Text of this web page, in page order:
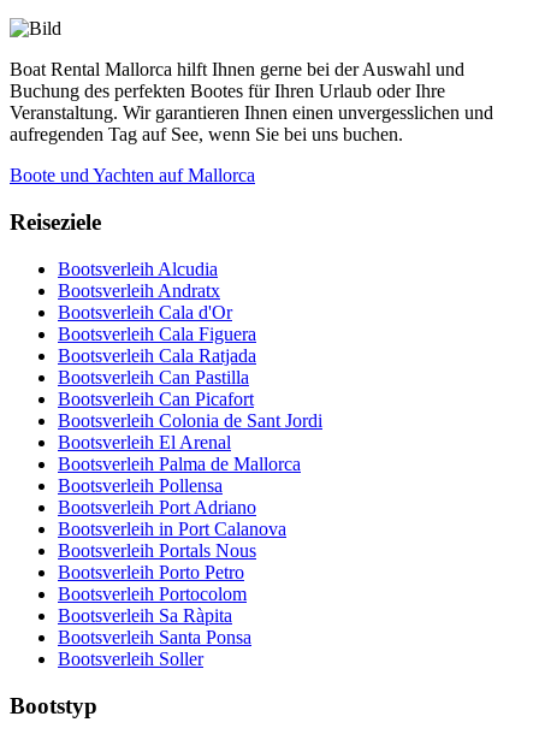
Boat Rental Mallorca hilft Ihnen gerne bei der Auswahl und
Buchung des perfekten Bootes für Ihren Urlaub oder Ihre
Veranstaltung. Wir garantieren Ihnen einen unvergesslichen und
aufregenden Tag auf See, wenn Sie bei uns buchen.
Boote und Yachten auf Mallorca
Reiseziele
Bootsverleih Alcudia
Bootsverleih Andratx
Bootsverleih Cala d'Or
Bootsverleih Cala Figuera
Bootsverleih Cala Ratjada
Bootsverleih Can Pastilla
Bootsverleih Can Picafort
Bootsverleih Colonia de Sant Jordi
Bootsverleih El Arenal
Bootsverleih Palma de Mallorca
Bootsverleih Pollensa
Bootsverleih Port Adriano
Bootsverleih in Port Calanova
Bootsverleih Portals Nous
Bootsverleih Porto Petro
Bootsverleih Portocolom
Bootsverleih Sa Ràpita
Bootsverleih Santa Ponsa
Bootsverleih Soller
Bootstyp